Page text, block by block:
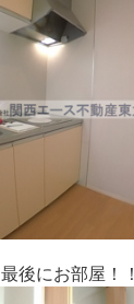
最後にお部屋！！